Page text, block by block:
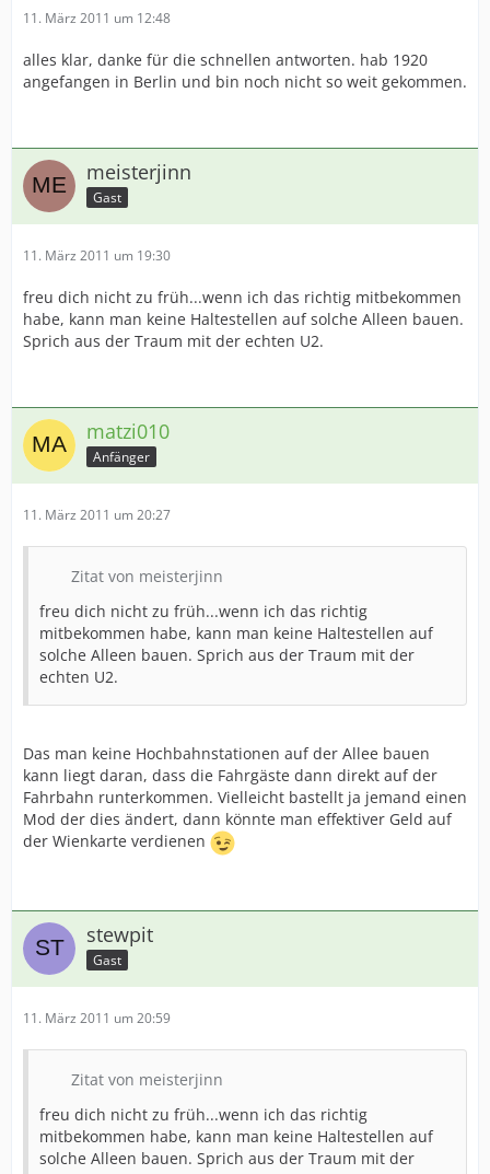
11. März 2011 um 12:48
alles klar, danke für die schnellen antworten. hab 1920
angefangen in Berlin und bin noch nicht so weit gekommen.
meisterjinn
Gast
11. März 2011 um 19:30
freu dich nicht zu früh...wenn ich das richtig mitbekommen
habe, kann man keine Haltestellen auf solche Alleen bauen.
Sprich aus der Traum mit der echten U2.
matzi010
Anfänger
11. März 2011 um 20:27
Zitat von meisterjinn
freu dich nicht zu früh...wenn ich das richtig
mitbekommen habe, kann man keine Haltestellen auf
solche Alleen bauen. Sprich aus der Traum mit der
echten U2.
Das man keine Hochbahnstationen auf der Allee bauen
kann liegt daran, dass die Fahrgäste dann direkt auf der
Fahrbahn runterkommen. Vielleicht bastellt ja jemand einen
Mod der dies ändert, dann könnte man effektiver Geld auf
der Wienkarte verdienen
stewpit
Gast
11. März 2011 um 20:59
Zitat von meisterjinn
freu dich nicht zu früh...wenn ich das richtig
mitbekommen habe, kann man keine Haltestellen auf
solche Alleen bauen. Sprich aus der Traum mit der